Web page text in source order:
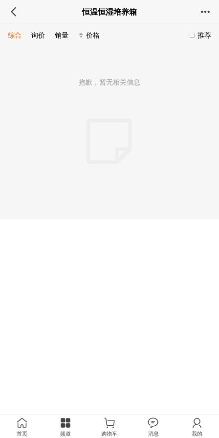
恒温恒湿培养箱
推荐
综合 询价 销量 价格
抱歉，暂无相关信息
首页 频道 购物车 消息 我的